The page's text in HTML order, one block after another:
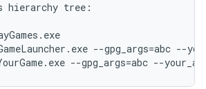
hierarchy tree:
--gpg_args=abc --